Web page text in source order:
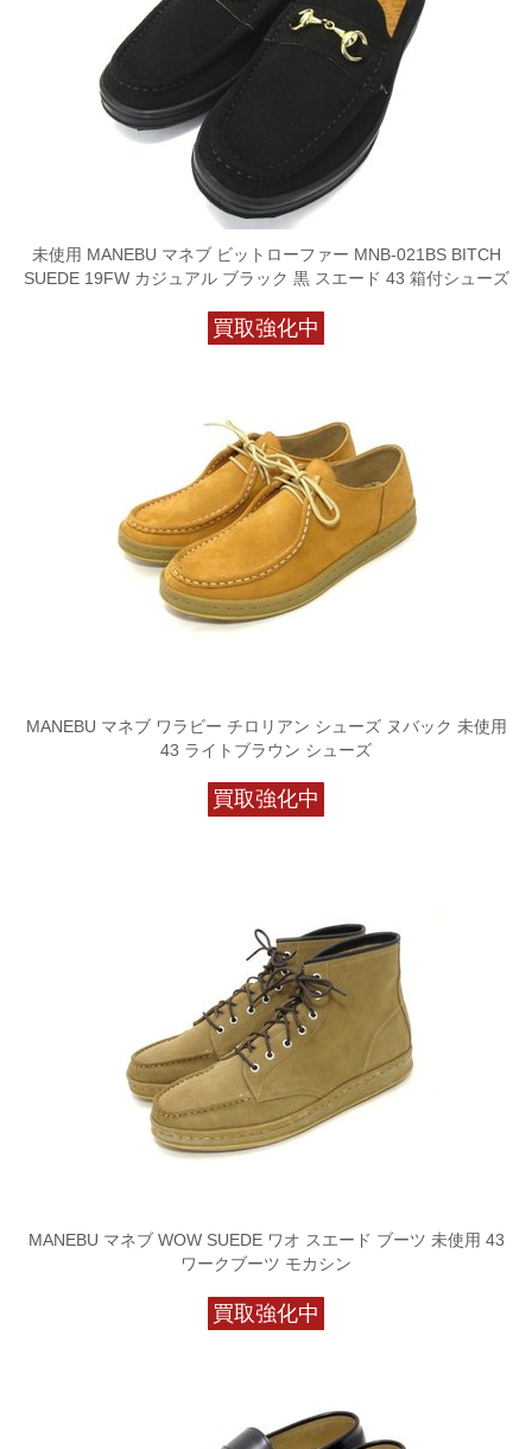
未使用 MANEBU マネブ ビットローファー MNB-021BS BITCH
SUEDE 19FW カジュアル ブラック 黒 スエード 43 箱付シューズ
買取強化中
MANEBU マネブ ワラビー チロリアン シューズ ヌバック 未使用
43 ライトブラウン シューズ
買取強化中
MANEBU マネブ WOW SUEDE ワオ スエード ブーツ 未使用 43
ワークブーツ モカシン
買取強化中